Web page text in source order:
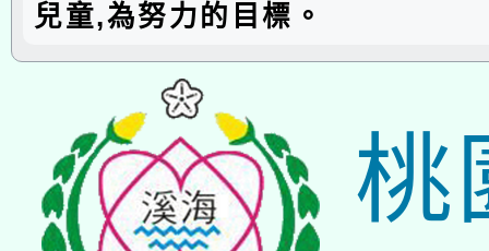
兒童,為努力的目標。
桃